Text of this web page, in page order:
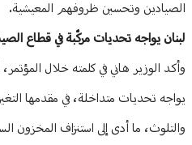
الصيادين وتحسين ظروفهم المعيشية.
لبنان يواجه تحديات مركّبة في قطاع
وأكد الوزير هاني في كلمته خلال
يواجه تحديات متداخلة، في مقدمها
والتلوث، ما أدى إلى استنزاف المخزون